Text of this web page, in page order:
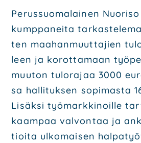
Perus­suo­ma­lai­nen
kump­pa­nei­ta
ten maa­han­muut­ta­jien
leen ja korot­ta­maan
muu­ton tulo­ra­jaa 3000
sa hal­li­tuk­sen sopi­mas­ta
Lisäk­si työ­mark­ki­noil­le
kaam­paa val­von­taa ja
tioi­ta ulko­mai­sen